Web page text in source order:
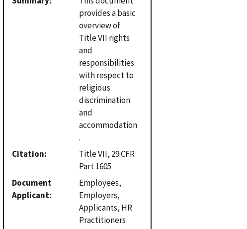
provides a basic
overview of
Title VII rights
and
responsibilities
with respect to
religious
discrimination
and
accommodation
.
Citation
Title VII, 29 CFR
Part 1605
Document
Applicant
Employees,
Employers,
Applicants, HR
Practitioners